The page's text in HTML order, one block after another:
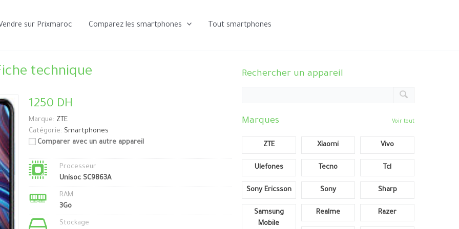
sur Prixmaroc Comparez les smartphones Tout smartphones
technique
1250 DH
Marque: ZTE
Catégorie: Smartphones
Comparer avec un autre appareil
Processeur
Unisoc SC9863A
RAM
3Go
Stockage
Rechercher un appareil
Marques Voir tout
ZTE Xiaomi Vivo
Ulefones Tecno Tcl
Sony Ericsson Sony Sharp
Samsung
Mobile
Realme Razer